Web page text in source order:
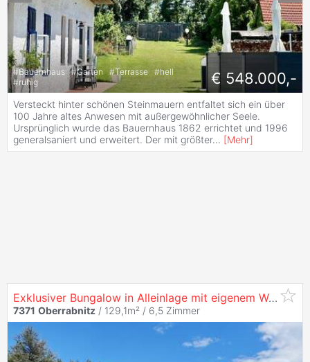
#Bauernhaus #Garten #Terrasse #hell
#ruhig € 548.000,-
Versteckt hinter schönen Steinmauern entfaltet sich ein über
100 Jahre altes Anwesen mit außergewöhnlicher Seele.
Ursprünglich wurde das Bauernhaus 1862 errichtet und 1996
generalsaniert und erweitert. Der mit größter... [Mehr]
Exklusiver Bungalow in Alleinlage mit eigenem Wald, traumhaftem Fernblick und absoluter Privatsphäre
7371 Oberrabnitz / 129,1m² / 6,5 Zimmer